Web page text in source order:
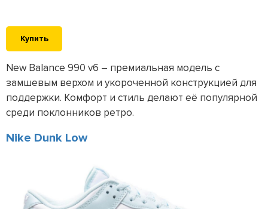
Купить
New Balance 990 v6 – премиальная модель с
замшевым верхом и укороченной конструкцией для
поддержки. Комфорт и стиль делают её популярной
среди поклонников ретро.
Nike Dunk Low